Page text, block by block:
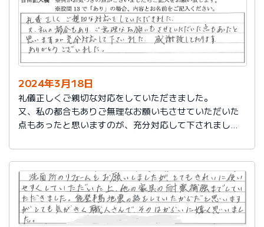
2024年3月18日
礼儀正しくご親切な対応をしていただきました。
又、私の都合もありご無理なお願いもさせていただいた
点もあったと思いますのが、充分対応して下されまし
ありがとうございました。